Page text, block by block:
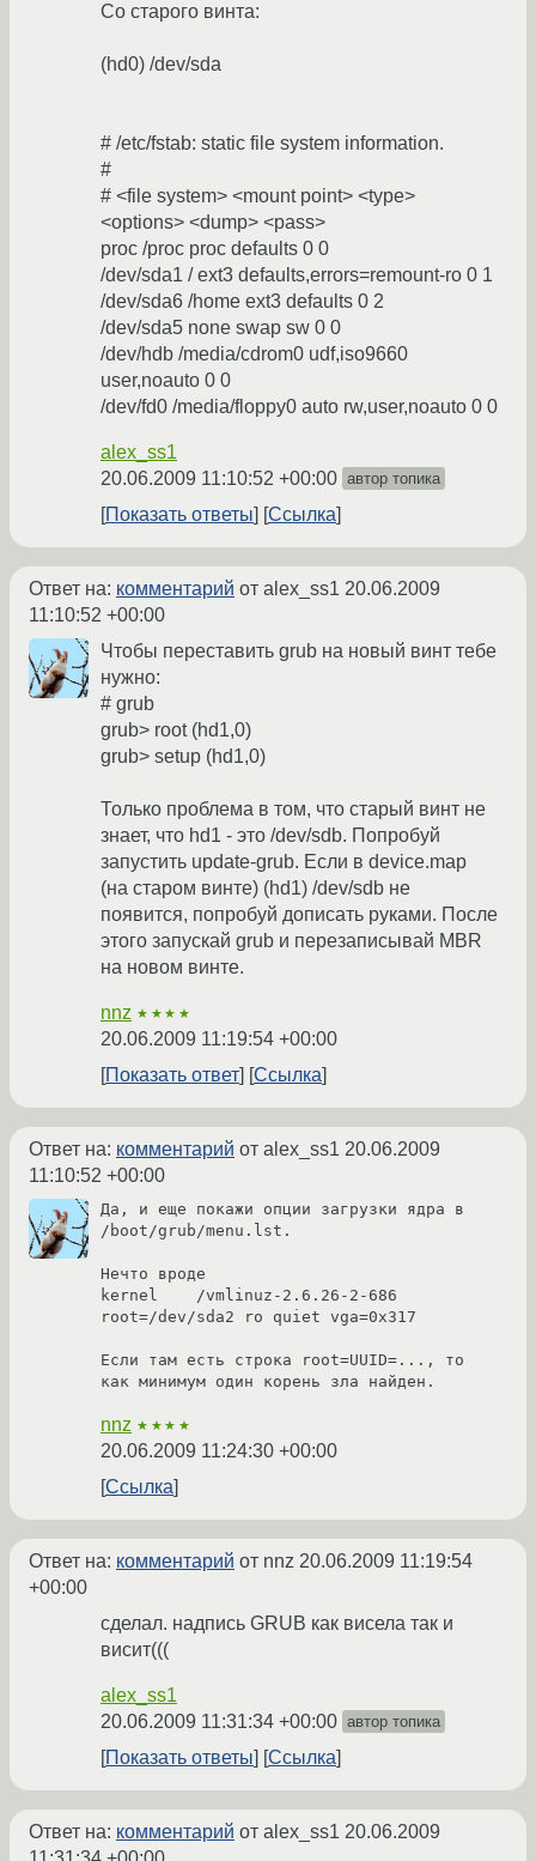
Со старого винта:
(hd0) /dev/sda
# /etc/fstab: static file system information.
#
# <file system> <mount point> <type>
<options> <dump> <pass>
proc /proc proc defaults 0 0
/dev/sda1 / ext3 defaults,errors=remount-ro 0 1
/dev/sda6 /home ext3 defaults 0 2
/dev/sda5 none swap sw 0 0
/dev/hdb /media/cdrom0 udf,iso9660
user,noauto 0 0
/dev/fd0 /media/floppy0 auto rw,user,noauto 0 0
alex_ss1
20.06.2009 11:10:52 +00:00 автор топика
Показать ответы Ссылка
Ответ на: комментарий от alex_ss1 20.06.2009
11:10:52 +00:00
Чтобы переставить grub на новый винт тебе
нужно:
# grub
grub> root (hd1,0)
grub> setup (hd1,0)
Только проблема в том, что старый винт не
знает, что hd1 - это /dev/sdb. Попробуй
запустить update-grub. Если в device.map
(на старом винте) (hd1) /dev/sdb не
появится, попробуй дописать руками. После
этого запускай grub и перезаписывай MBR
на новом винте.
nnz ★★★★
20.06.2009 11:19:54 +00:00
Показать ответ
Ссылка
Ответ на: комментарий от alex_ss1 20.06.2009
11:10:52 +00:00
Да, и еще покажи опции загрузки ядра в
/boot/grub/menu.lst.
Нечто вроде
kernel    /vmlinuz-2.6.26-2-686
root=/dev/sda2 ro quiet vga=0x317
Если там есть строка root=UUID=..., то
как минимум один корень зла найден.
nnz ★★★★
20.06.2009 11:24:30 +00:00
Ссылка
Ответ на: комментарий от nnz 20.06.2009 11:19:54
+00:00
сделал. надпись GRUB как висела так и
висит(((
alex_ss1
20.06.2009 11:31:34 +00:00 автор топика
Показать ответы Ссылка
Ответ на: комментарий от alex_ss1 20.06.2009